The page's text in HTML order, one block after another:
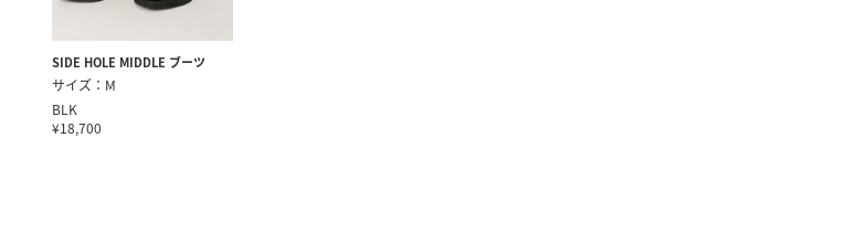
SIDE HOLE MIDDLE ブーツ
サイズ：M
BLK
¥18,700